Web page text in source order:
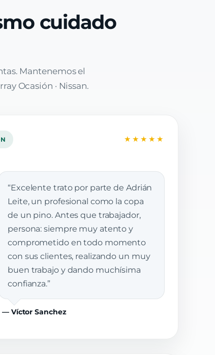
cuidado
Mantenemos el
Ocasión · Nissan.
★★★★★
“Excelente trato por parte de Adrián
Leite, un profesional como la copa
de un pino. Antes que trabajador,
persona: siempre muy atento y
comprometido en todo momento
con sus clientes, realizando un muy
buen trabajo y dando muchísima
confianza.”
— Víctor Sanchez